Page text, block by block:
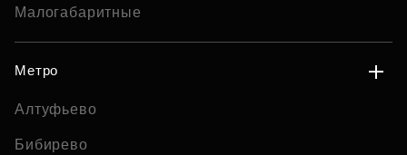
Малогабаритные
Метро
Алтуфьево
Бибирево